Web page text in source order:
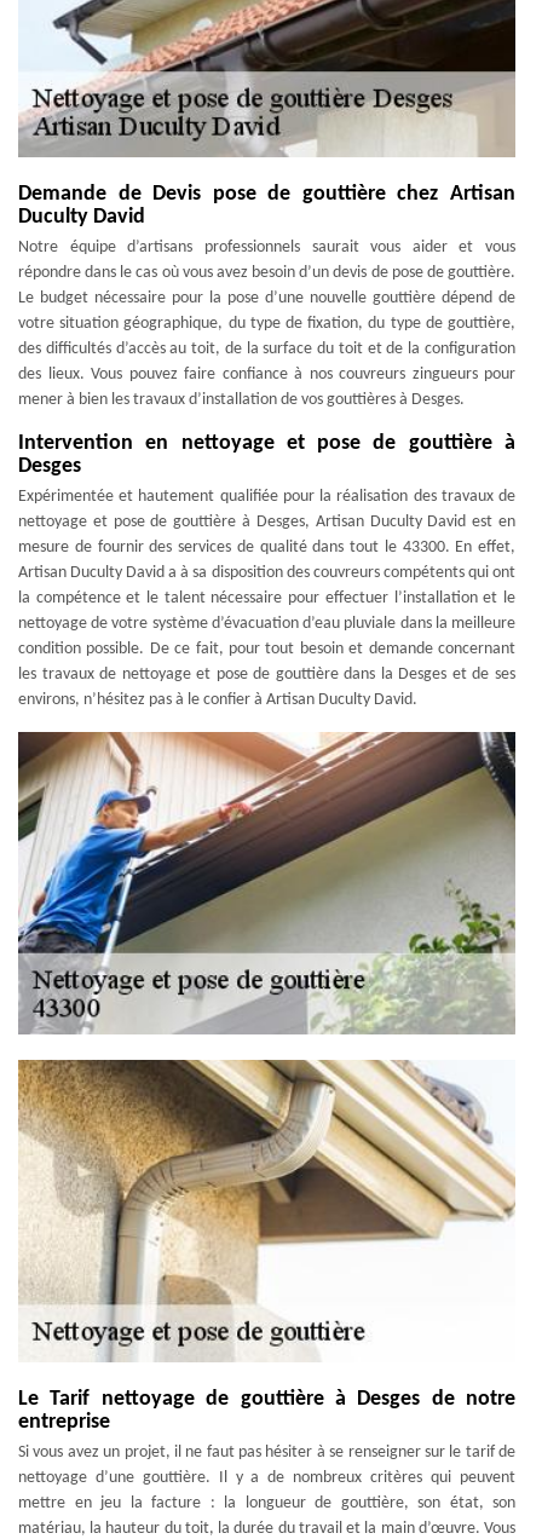
Demande de Devis pose de gouttière chez Artisan
Duculty David
Notre équipe d’artisans professionnels saurait vous aider et vous
répondre dans le cas où vous avez besoin d’un devis de pose de gouttière.
Le budget nécessaire pour la pose d’une nouvelle gouttière dépend de
votre situation géographique, du type de fixation, du type de gouttière,
des difficultés d’accès au toit, de la surface du toit et de la configuration
des lieux. Vous pouvez faire confiance à nos couvreurs zingueurs pour
mener à bien les travaux d’installation de vos gouttières à Desges.
Intervention en nettoyage et pose de gouttière à
Desges
Expérimentée et hautement qualifiée pour la réalisation des travaux de
nettoyage et pose de gouttière à Desges, Artisan Duculty David est en
mesure de fournir des services de qualité dans tout le 43300. En effet,
Artisan Duculty David a à sa disposition des couvreurs compétents qui ont
la compétence et le talent nécessaire pour effectuer l’installation et le
nettoyage de votre système d’évacuation d’eau pluviale dans la meilleure
condition possible. De ce fait, pour tout besoin et demande concernant
les travaux de nettoyage et pose de gouttière dans la Desges et de ses
environs, n’hésitez pas à le confier à Artisan Duculty David.
Le Tarif nettoyage de gouttière à Desges de notre
entreprise
Si vous avez un projet, il ne faut pas hésiter à se renseigner sur le tarif de
nettoyage d’une gouttière. Il y a de nombreux critères qui peuvent
mettre en jeu la facture : la longueur de gouttière, son état, son
matériau, la hauteur du toit, la durée du travail et la main d’œuvre. Vous